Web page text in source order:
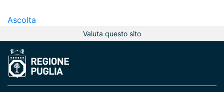
Ascolta
Valuta questo sito